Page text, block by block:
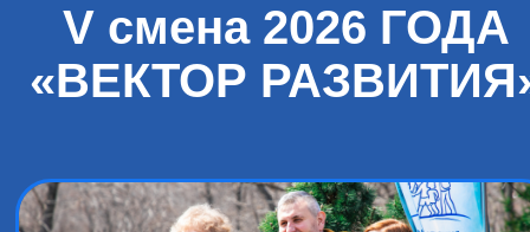
V смена 2026 ГОДА
«ВЕКТОР